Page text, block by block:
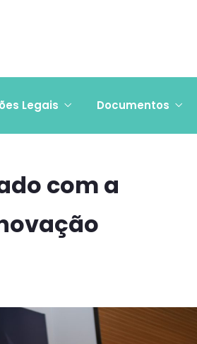
Legais Documentos
com a